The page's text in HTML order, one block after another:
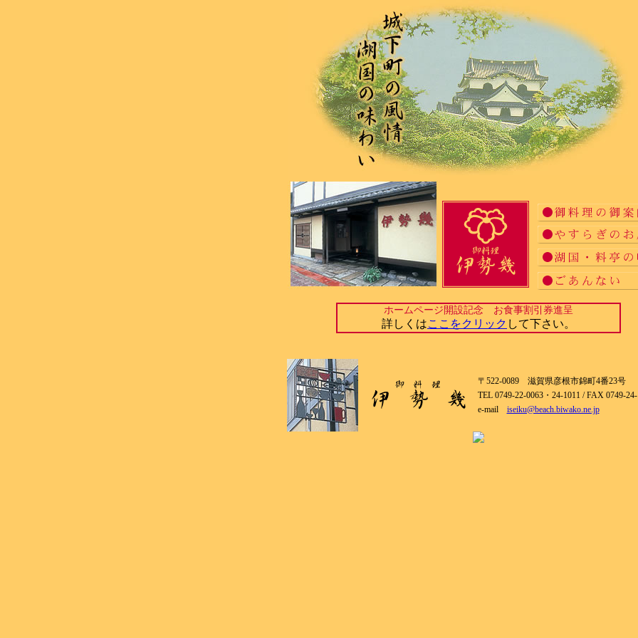
ホームページ開設記念 お食事割引券進呈
詳しくはここをクリック して下さい。
〒522-0089 滋賀県彦根市錦町4番23号
TEL 0749-22-0063・24-1011 / FAX 0749-
e-mail iseiku@beach.biwako.ne.jp